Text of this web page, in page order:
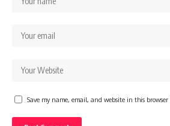
Save my name, email, and website in this